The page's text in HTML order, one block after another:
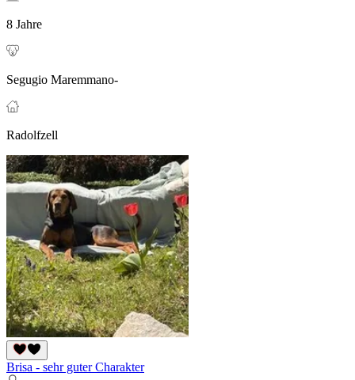
8 Jahre
Segugio Maremmano-
Radolfzell
Brisa - sehr guter Charakter